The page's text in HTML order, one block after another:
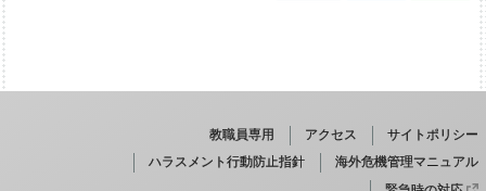
教職員専用 アクセス
サイトポリシー
ハラスメント行動防止指針
海外危機管理マニュアル